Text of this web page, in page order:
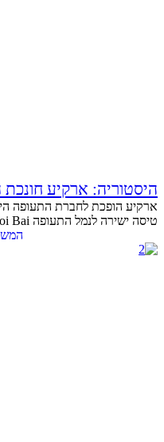
היסטוריה: ארקיע חונכת
ארקיע הופכת לחברת התעופה
טיסה ישירה לנמל התעופה Noi Bai בהאנוי, בירת...